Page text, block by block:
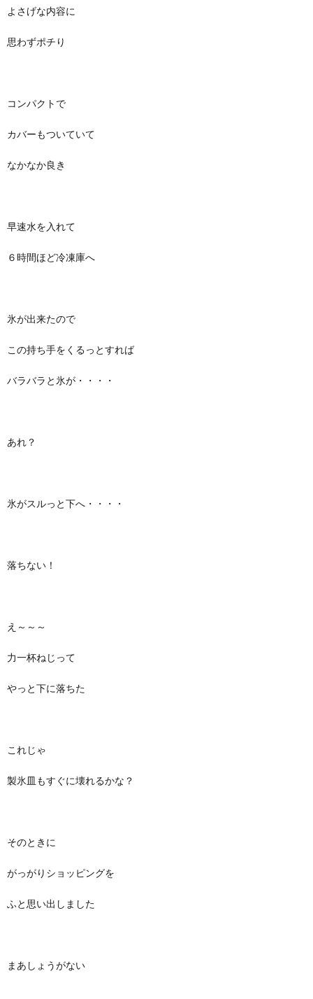
よさげな内容に
思わずポチり
コンパクトで
カバーもついていて
なかなか良き
早速水を入れて
６時間ほど冷凍庫へ
氷が出来たので
この持ち手をくるっとすれば
バラバラと氷が・・・・
あれ？
氷がスルっと下へ・・・・
落ちない！
え～～～
力一杯ねじって
やっと下に落ちた
これじゃ
製氷皿もすぐに壊れるかな？
そのときに
がっがりショッピングを
ふと思い出しました
まあしょうがない